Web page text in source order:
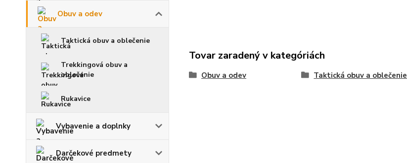
Obuv a odev
Taktická obuv a oblečenie
Trekkingová obuv a
oblečenie
Rukavice
Vybavenie a doplnky
Darčekové predmety
Tovar zaradený v kategóriách
Obuv a odev Taktická obuv a oblečenie